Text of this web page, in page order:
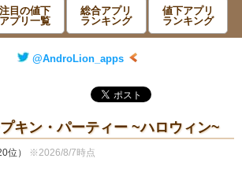
注目の値下
アプリ一覧
総合アプリ
ランキング
値下アプリ
ランキング
@AndroLion_apps
キン・パーティー ~ハロウィン~
位） ※2026/8/7時点